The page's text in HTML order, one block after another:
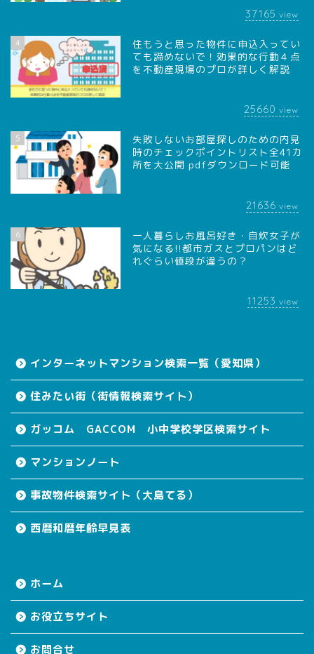
37165 view
4
住もうと思った物件に申込入ってい
ても諦めないで！効果的な行動４点
を不動産現場のプロが詳しく解説
25660 view
5
失敗しないお部屋探しのための内見
時のチェックポイントリスト全41カ
所を大公開 pdfダウンロード可能
21636 view
6
一人暮らしお風呂好き・自炊女子が
気になる!!都市ガスとプロパンはど
れぐらい値段が違うの？
11253 view
インターネットマンション検索一覧（愛知県）
住みたい街（街情報検索サイト）
ガッコム GACCOM 小中学校学区検索サイト
マンションノート
事故物件検索サイト（大島てる）
西暦和暦年齢早見表
ホーム
お役立ちサイト
お問合せ